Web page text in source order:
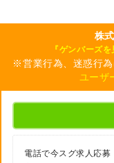
株
『ゲンバーズを
※営業行為、迷惑行為
ユーザ
電話で今スグ求人応